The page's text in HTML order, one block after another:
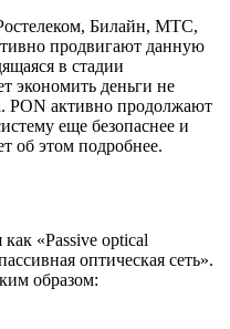
Билайн, МТС,
продвигают данную
в стадии
экономить деньги не
PON активно продолжают
еще безопаснее и
об этом подробнее.
«Passive optical
оптическая сеть».
образом: